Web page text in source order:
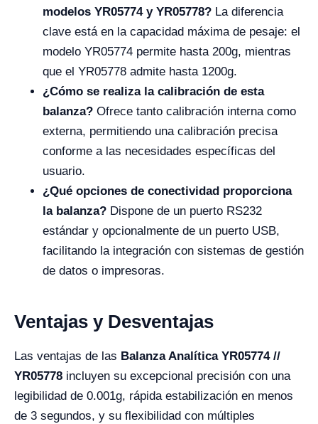
modelos YR05774 y YR05778? La diferencia
clave está en la capacidad máxima de pesaje: el
modelo YR05774 permite hasta 200g, mientras
que el YR05778 admite hasta 1200g.
¿Cómo se realiza la calibración de esta
balanza? Ofrece tanto calibración interna como
externa, permitiendo una calibración precisa
conforme a las necesidades específicas del
usuario.
¿Qué opciones de conectividad proporciona
la balanza? Dispone de un puerto RS232
estándar y opcionalmente de un puerto USB,
facilitando la integración con sistemas de gestión
de datos o impresoras.
Ventajas y Desventajas
Las ventajas de las Balanza Analítica YR05774 //
YR05778 incluyen su excepcional precisión con una
legibilidad de 0.001g, rápida estabilización en menos
de 3 segundos, y su flexibilidad con múltiples